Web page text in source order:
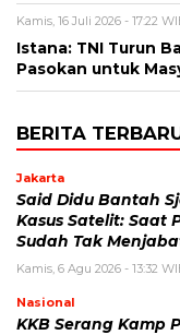
Kamis, 16 Juli 2026 - 17:22
Istana: TNI Turun
Pasokan untuk
BERITA
Jakarta
Said Didu Bantah
Kasus Satelit: Saat
Sudah Tak
Kamis, 6 Agu 2026 - 13:32
Nasional
KKB Serang Kamp